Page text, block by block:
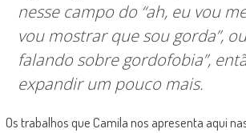
nesse campo do “ah, eu vou
vou mostrar que sou gorda”,
falando sobre gordofobia”,
expandir um pouco mais.
Os trabalhos que Camila nos apresenta aqui